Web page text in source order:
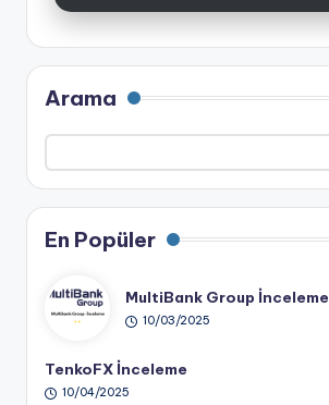
Arama
En Popüler
MultiBank Group İnceleme
10/03/2025
TenkoFX İnceleme
10/04/2025